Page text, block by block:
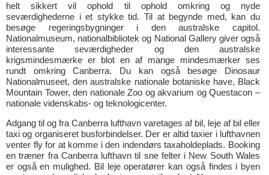
helt sikkert vil ophold til ophold omkring og nyde
seværdighederne i et stykke tid. Til at begynde med, kan du
besøge regeringsbygninger i den australske capitol.
Nationalmuseum, nationalbibliotek og National Gallery giver også
interessante seværdigheder og den australske
krigsmindesmærke er blot en af mange mindesmærker ses
rundt omkring Canberra. Du kan også besøge Dinosaur
Nationalmuseet, den australske nationale botaniske have, Black
Mountain Tower, den nationale Zoo og akvarium og Questacon –
nationale videnskabs- og teknologicenter.
Adgang til og fra Canberra lufthavn varetages af bil, leje af bil eller
taxi og organiseret busforbindelser. Der er altid taxier i lufthavnen
venter fly for at komme i den indendørs taxaholdeplads. Booking
en træner fra Canberra lufthavn til sne felter i New South Wales
er også en mulighed. Bil leje operatører kan også findes i byen